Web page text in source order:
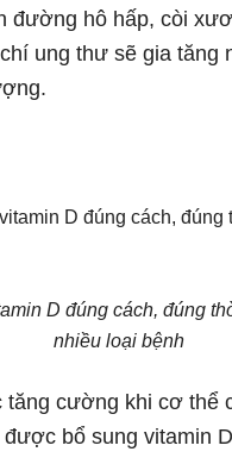
đường hô hấp, còi
ung thư sẽ gia tăng
D đúng cách, đúng
nhiều loại bệnh
cường khi cơ thể
bổ sung vitamin